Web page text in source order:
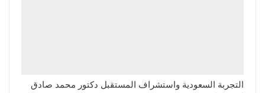
التجربة السعودية واستشراف المستقبل دكتور محمد صادق